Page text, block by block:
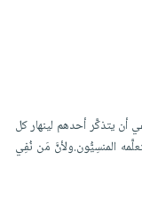
أن يتذكَّر أحدهم لينهار كل
المنسِيُّون.ولأنَّ مَن نُفِي